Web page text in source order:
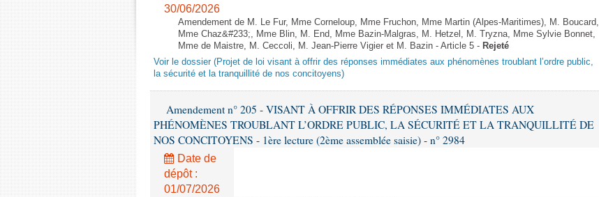
30/06/2026
Amendement de M. Le Fur, Mme Corneloup, Mme Fruchon, Mme Martin (Alpes-Maritimes), M. Boucard,
Mme Chaz&#233;, Mme Blin, M. End, Mme Bazin-Malgras, M. Hetzel, M. Tryzna, Mme Sylvie Bonnet,
Mme de Maistre, M. Ceccoli, M. Jean-Pierre Vigier et M. Bazin - Article 5 - Rejeté
Voir le dossier (Projet de loi visant à offrir des réponses immédiates aux phénomènes troublant l’ordre public,
la sécurité et la tranquillité de nos concitoyens)
Amendement n° 205 - VISANT À OFFRIR DES RÉPONSES IMMÉDIATES AUX
PHÉNOMÈNES TROUBLANT L’ORDRE PUBLIC, LA SÉCURITÉ ET LA TRANQUILLITÉ DE
NOS CONCITOYENS - 1ère lecture (2ème assemblée saisie) - n° 2984
Date de
dépôt :
01/07/2026